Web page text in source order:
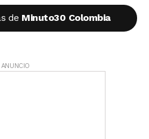
de Minuto30 Colombia
ANUNCIO